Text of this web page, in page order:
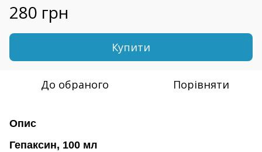
280 грн
Купити
До обраного Порівняти
Опис
Гепаксин, 100 мл